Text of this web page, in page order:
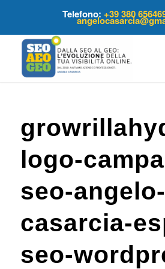
Telefono:+39 380
logo-
seo-angelo-
casarcia-
seo-